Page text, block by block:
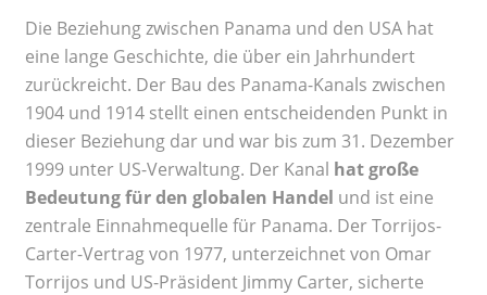
Die Beziehung zwischen Panama und den USA hat
eine lange Geschichte, die über ein Jahrhundert
zurückreicht. Der Bau des Panama-Kanals zwischen
1904 und 1914 stellt einen entscheidenden Punkt in
dieser Beziehung dar und war bis zum 31. Dezember
1999 unter US-Verwaltung. Der Kanal hat große
Bedeutung für den globalen Handel und ist eine
zentrale Einnahmequelle für Panama. Der Torrijos-
Carter-Vertrag von 1977, unterzeichnet von Omar
Torrijos und US-Präsident Jimmy Carter, sicherte